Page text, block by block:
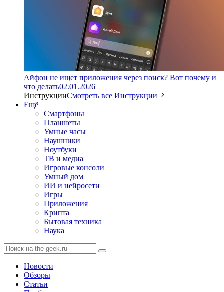
Айфон не ищет приложения через поиск? Вот почему и
что делать02.01.2026
ИнструкцииСмотреть все Инструкции
Ещё
Смартфоны
Планшеты
Умные часы
Наушники
Ноутбуки
ТВ и медиа
Игровые консоли
Умный дом
ИИ и нейросети
Игры
Приложения
Крипта
Бытовая техника
Наука
Новости
Обзоры
Статьи